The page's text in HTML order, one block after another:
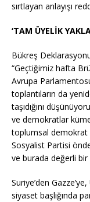
sırtlayan anlayışı
‘TAM ÜYELİK
Bükreş
“Geçtiğimiz hafta
Avrupa
toplantıların da
taşıdığını
ve demokratlar
toplumsal demokrat
Sosyalist Partisi
ve burada değerli
Suriye’den
siyaset başlığında